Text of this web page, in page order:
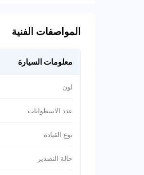
المواصفات الفنية
معلومات السيارة
لون
عدد الاسطوانات
نوع القيادة
حالة التصدير